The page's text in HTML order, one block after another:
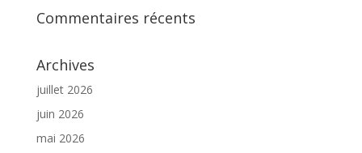
Commentaires récents
Archives
juillet 2026
juin 2026
mai 2026